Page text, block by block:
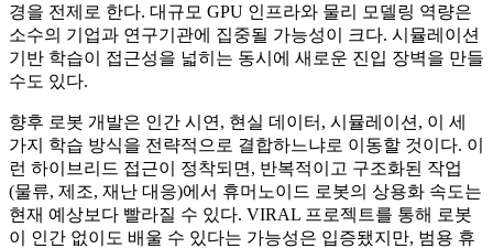
경을 전제로 한다. 대규모 GPU 인프라와 물리 모델링 역량은
소수의 기업과 연구기관에 집중될 가능성이 크다. 시뮬레이션
기반 학습이 접근성을 넓히는 동시에 새로운 진입 장벽을 만들
수도 있다.
향후 로봇 개발은 인간 시연, 현실 데이터, 시뮬레이션, 이 세
가지 학습 방식을 전략적으로 결합하느냐로 이동할 것이다. 이
런 하이브리드 접근이 정착되면, 반복적이고 구조화된 작업
(물류, 제조, 재난 대응)에서 휴머노이드 로봇의 상용화 속도는
현재 예상보다 빨라질 수 있다. VIRAL 프로젝트를 통해 로봇
이 인간 없이도 배울 수 있다는 가능성은 입증됐지만, 범용 휴